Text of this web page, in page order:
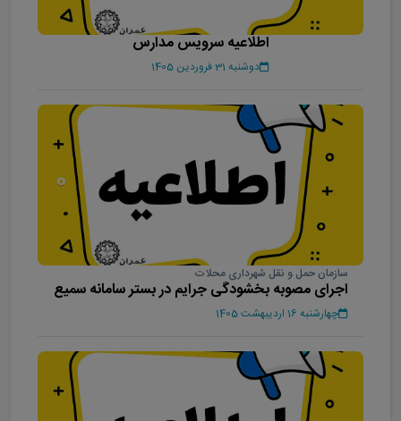
اطلاعیه سرویس مدارس
دوشنبه 31 فروردین 1405
سازمان حمل و نقل شهرداری محلات
اجرای مصوبه بخشودگی جرایم در بستر سامانه سمیع
چهارشنبه 16 اردیبهشت 1405